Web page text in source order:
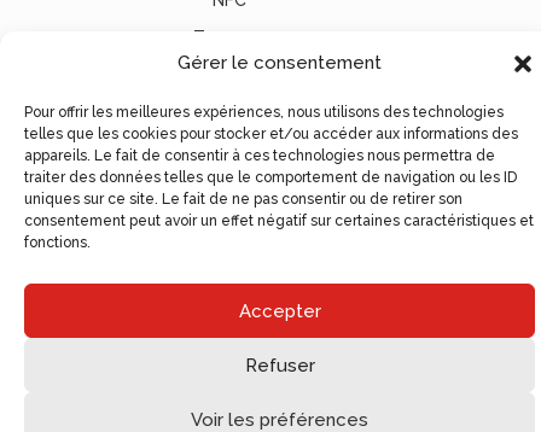
Gérer le consentement
Pour offrir les meilleures expériences, nous utilisons des technologies
telles que les cookies pour stocker et/ou accéder aux informations des
appareils. Le fait de consentir à ces technologies nous permettra de
traiter des données telles que le comportement de navigation ou les ID
uniques sur ce site. Le fait de ne pas consentir ou de retirer son
consentement peut avoir un effet négatif sur certaines caractéristiques et
fonctions.
Accepter
Refuser
Voir les préférences
Tous nos
lecteurs
vitale
© Ugocom Paris – Avignon Création Site Internet –
Agence de Communication